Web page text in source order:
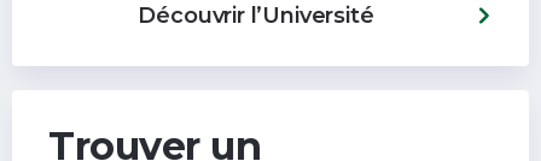
Découvrir l’Université
Trouver un